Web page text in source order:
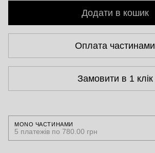
Додати в кошик
Оплата частинами
Замовити в 1 клік
MONO ЧАСТИНАМИ
5 платежів по 780.00 грн